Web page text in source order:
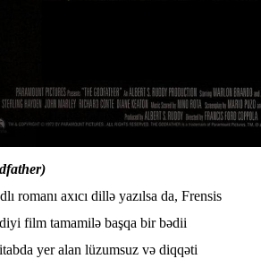
romanı axıcı dillə yazılsa da, Frensis
film tamamilə başqa bir bədii
yer alan lüzumsuz və diqqəti